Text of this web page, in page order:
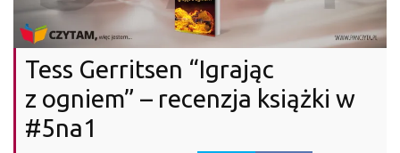
Tess Gerritsen “Igrając
z ogniem” – recenzja książki w
#5na1